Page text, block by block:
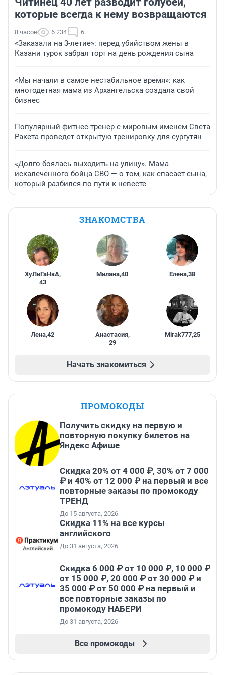
которые всегда к нему возвращаются
8 часов 6 234 6
«Заказали на 3-летие»: перед убийством жены в
Казани турок забрал торт на день рождения сына
«Мы начали в самое нестабильное время»: как
многодетная мама из Архангельска создала свой
бизнес
Популярный фитнес-тренер с мировым именем Света
Ракета проведет открытую тренировку для сургутян
«Долго боялась выходить на улицу». Мама
искалеченного бойца СВО — о том, как спасает сына,
который разбился по пути к невесте
ЗНАКОМСТВА
ХуЛиГаНкА,
43
Милана,40 Елена,38
Лена,42 Анастасия,
29
Mirak777,25
Начать знакомиться
ПРОМОКОДЫ
Получить скидку на первую и
повторную покупку билетов на
Яндекс Афише
Скидка 20% от 4 000 ₽, 30% от 7 000
₽ и 40% от 12 000 ₽ на первый и все
повторные заказы по промокоду
ТРЕНД
До 15 августа, 2026
Скидка 11% на все курсы
английского
До 31 августа, 2026
Скидка 6 000 ₽ от 10 000 ₽, 10 000 ₽
от 15 000 ₽, 20 000 ₽ от 30 000 ₽ и
35 000 ₽ от 50 000 ₽ на первый и
все повторные заказы по
промокоду НАБЕРИ
До 31 августа, 2026
Все промокоды